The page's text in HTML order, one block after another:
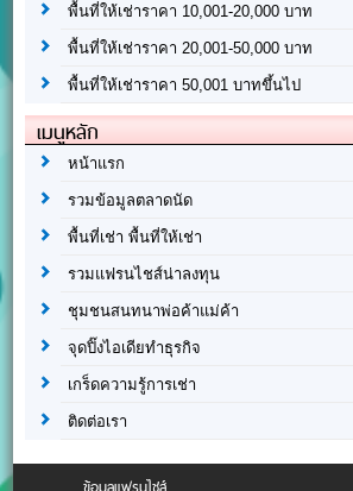
พื้นที่ให้เช่าราคา 10,001-20,000 บาท
พื้นที่ให้เช่าราคา 20,001-50,000 บาท
พื้นที่ให้เช่าราคา 50,001 บาทขึ้นไป
เมนูหลัก
หน้าแรก
รวมข้อมูลตลาดนัด
พื้นที่เช่า พื้นที่ให้เช่า
รวมแฟรนไชส์น่าลงทุน
ชุมชนสนทนาพ่อค้าแม่ค้า
จุดปิ๊งไอเดียทำธุรกิจ
เกร็ดความรู้การเช่า
ติดต่อเรา